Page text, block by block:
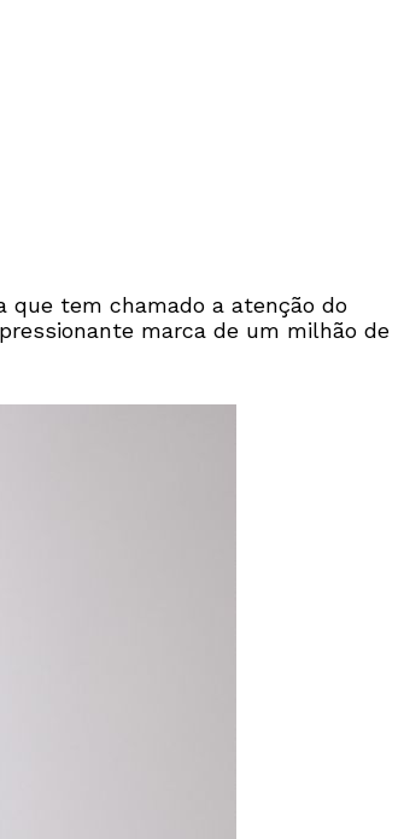
que tem chamado a atenção do
marca de um milhão de